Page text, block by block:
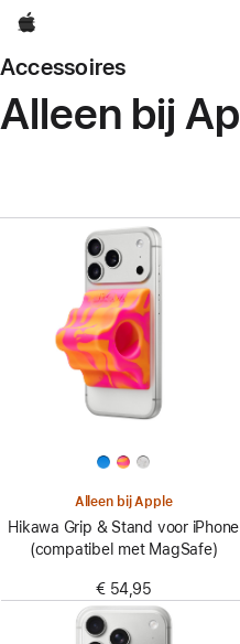
Apple
Accessoires
Alleen bij
Alleen bij Apple
Hikawa Grip & Stand voor iPhone
(compatibel met MagSafe)
€ 54,95